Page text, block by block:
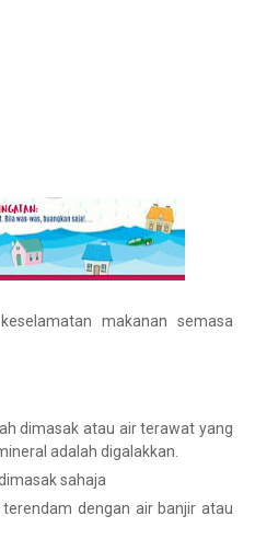
makanan semasa
dimasak atau air terawat yang
adalah digalakkan.
sahaja
dengan air banjir atau